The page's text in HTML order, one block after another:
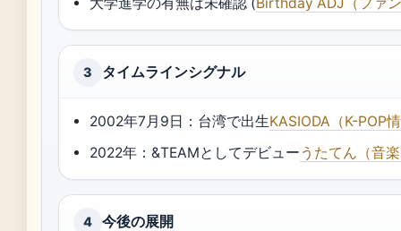
3 タイムラインシグナル
2002年7月9日：台湾で出生KASIODA（K-POP
2022年：&TEAMとしてデビュー うたてん（音
4 今後の展開